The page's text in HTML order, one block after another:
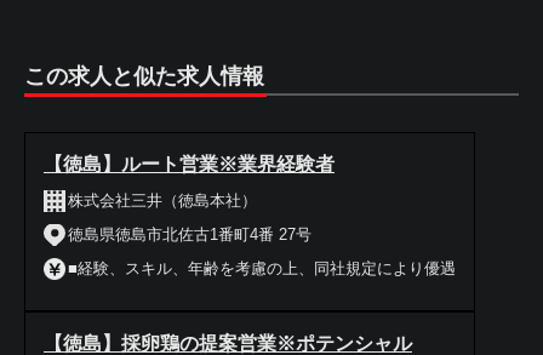
この求人と似た求人情報
【徳島】ルート営業※業界経験者
株式会社三井（徳島本社）
徳島県徳島市北佐古1番町4番 27号
■経験、スキル、年齢を考慮の上、同社規定により優遇
【徳島】採卵鶏の提案営業※ポテンシャル